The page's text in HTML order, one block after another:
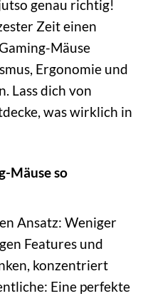
genau richtig!
Zeit einen
Mäuse
Ergonomie und
Lass dich von
was wirklich in
Mäuse so
Ansatz: Weniger
Features und
konzentriert
Eine perfekte